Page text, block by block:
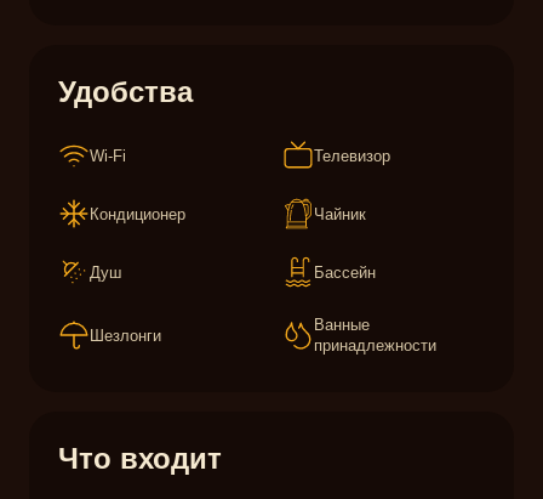
Удобства
Wi-Fi Телевизор
Кондиционер Чайник
Душ Бассейн
Шезлонги
Ванные
принадлежности
Что входит